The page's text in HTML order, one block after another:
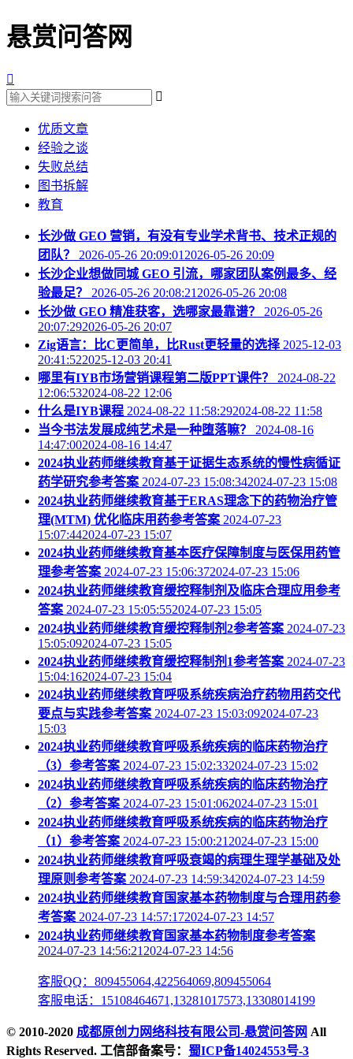
悬赏问答网


优质文章
经验之谈
失败总结
图书拆解
教育
长沙做 GEO 营销，有没有专业学术背书、技术正规的
团队？
2026-05-26 20:09:012026-05-26 20:09
长沙企业想做同城 GEO 引流，哪家团队案例最多、经
验最足？
2026-05-26 20:08:212026-05-26 20:08
长沙做 GEO 精准获客，选哪家最靠谱？
2026-05-26
20:07:292026-05-26 20:07
Zig语言：比C更简单，比Rust更轻量的选择 2025-12-03
20:41:522025-12-03 20:41
哪里有IYB市场营销课程第二版PPT课件？
2024-08-22
12:06:532024-08-22 12:06
什么是IYB课程 2024-08-22 11:58:292024-08-22 11:58
当今书法发展成纯艺术是一种堕落嘛？
2024-08-16
14:47:002024-08-16 14:47
2024执业药师继续教育基于证据生态系统的慢性病循证
药学研究参考答案 2024-07-23 15:08:342024-07-23 15:08
2024执业药师继续教育基于ERAS理念下的药物治疗管
理(MTM) 优化临床用药参考答案 2024-07-23
15:07:442024-07-23 15:07
2024执业药师继续教育基本医疗保障制度与医保用药管
理参考答案 2024-07-23 15:06:372024-07-23 15:06
2024执业药师继续教育缓控释制剂及临床合理应用参考
答案 2024-07-23 15:05:552024-07-23 15:05
2024执业药师继续教育缓控释制剂2参考答案 2024-07-23
15:05:092024-07-23 15:05
2024执业药师继续教育缓控释制剂1参考答案 2024-07-23
15:04:162024-07-23 15:04
2024执业药师继续教育呼吸系统疾病治疗药物用药交代
要点与实践参考答案 2024-07-23 15:03:092024-07-23
15:03
2024执业药师继续教育呼吸系统疾病的临床药物治疗
（3）参考答案 2024-07-23 15:02:332024-07-23 15:02
2024执业药师继续教育呼吸系统疾病的临床药物治疗
（2）参考答案 2024-07-23 15:01:062024-07-23 15:01
2024执业药师继续教育呼吸系统疾病的临床药物治疗
（1）参考答案 2024-07-23 15:00:212024-07-23 15:00
2024执业药师继续教育呼吸衰竭的病理生理学基础及处
理原则参考答案 2024-07-23 14:59:342024-07-23 14:59
2024执业药师继续教育国家基本药物制度与合理用药参
考答案 2024-07-23 14:57:172024-07-23 14:57
2024执业药师继续教育国家基本药物制度参考答案
2024-07-23 14:56:212024-07-23 14:56
客服QQ：809455064,422564069,809455064
客服电话：15108464671,13281017573,13308014199
© 2010-2020 成都原创力网络科技有限公司-悬赏问答网 All
Rights Reserved. 工信部备案号： 蜀ICP备14024553号-3